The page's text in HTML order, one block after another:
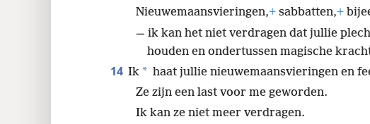
Nieuwemaansvieringen,+ sabbatten,+
— ik kan het niet verdragen dat jullie
houden en ondertussen magische
14 Ik * haat jullie nieuwemaansvieringen en
Ze zijn een last voor me geworden.
Ik kan ze niet meer verdragen.